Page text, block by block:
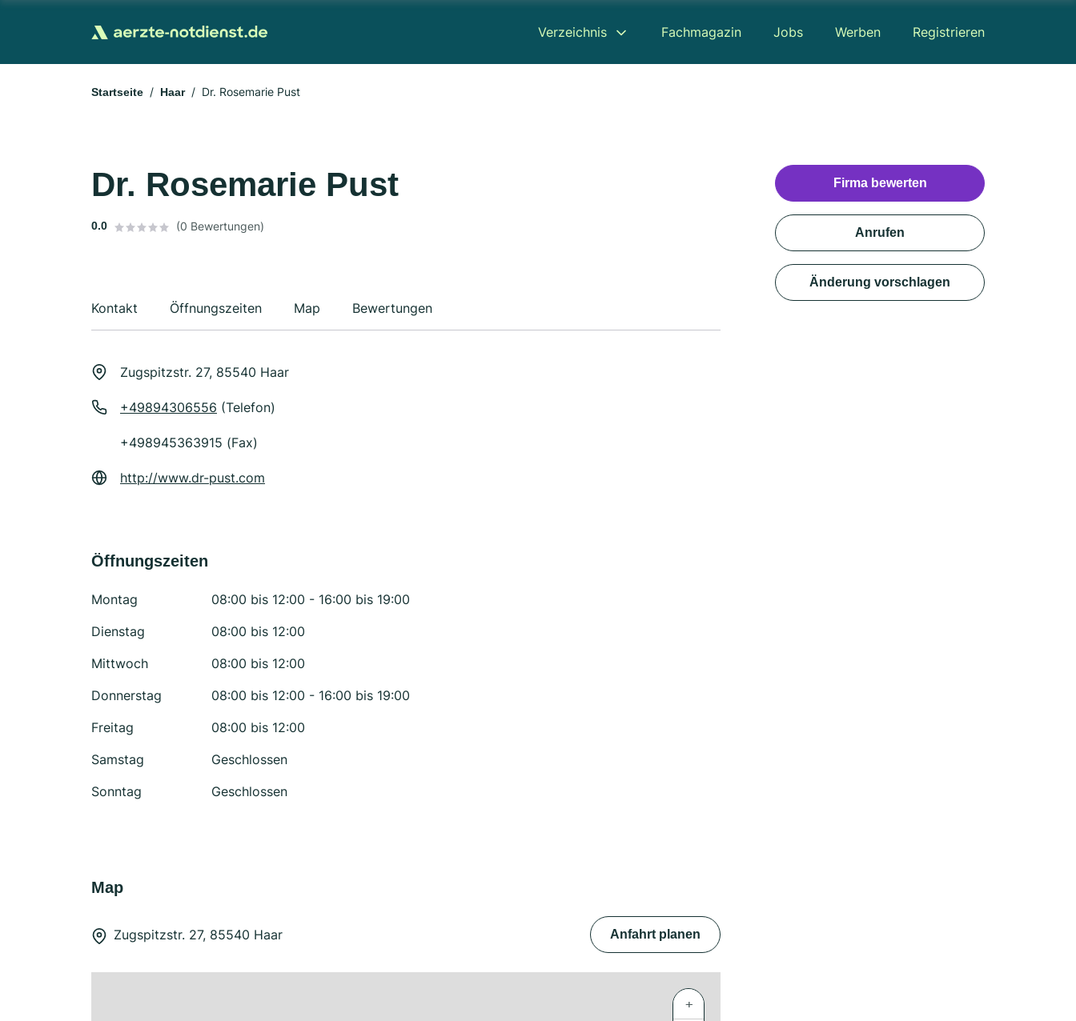
Verzeichnis Fachmagazin Jobs Werben Registrieren
Startseite Haar Dr. Rosemarie Pust
Dr. Rosemarie Pust
0.0 (0 Bewertungen)
Kontakt Öffnungszeiten Map Bewertungen
Zugspitzstr. 27, 85540 Haar
+49894306556 (Telefon)
+498945363915 (Fax)
http://www.dr-pust.com
Öffnungszeiten
Montag
08:00 bis 12:00 - 16:00 bis 19:00
Dienstag
08:00 bis 12:00
Mittwoch
08:00 bis 12:00
Donnerstag
08:00 bis 12:00 - 16:00 bis 19:00
Freitag
08:00 bis 12:00
Samstag
Geschlossen
Sonntag
Geschlossen
Map
Zugspitzstr. 27, 85540 Haar Anfahrt planen
+
Firma bewerten
Anrufen
Änderung vorschlagen